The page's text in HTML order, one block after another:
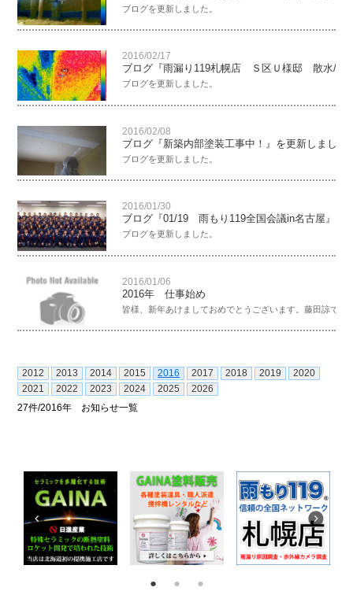
ブログを更新しました。
2016/02/17
ブログ『雨漏り119札幌店 Ｓ区Ｕ様邸 散水/赤
ブログを更新しました。
2016/02/08
ブログ『新築内部塗装工事中！』を更新しました
ブログを更新しました。
2016/01/30
ブログ『01/19 雨もり119全国会議in名古屋』を
ブログを更新しました。
2016/01/06
2016年 仕事始め
皆様、新年あけましておめでとうございます。藤田諒で
2012 2013 2014 2015 2016 2017 2018 2019
2020
2021
2022 2023 2024 2025
2026
27件/2016年 お知らせ一覧